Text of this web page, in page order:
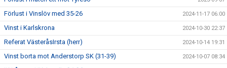
Förlust i Vinslöv med 35-26 2024-11-17 06:00
Vinst i Karlskrona 2024-10-30 22:37
Referat VästeråsIrsta (herr) 2024-10-14 19:31
Vinst borta mot Anderstorp SK (31-39) 2024-10-07 08:34